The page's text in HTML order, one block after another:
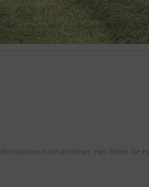
vielfältige Möglichkeiten, um immer auf dem
rund um Weyer. Hier finden Sie